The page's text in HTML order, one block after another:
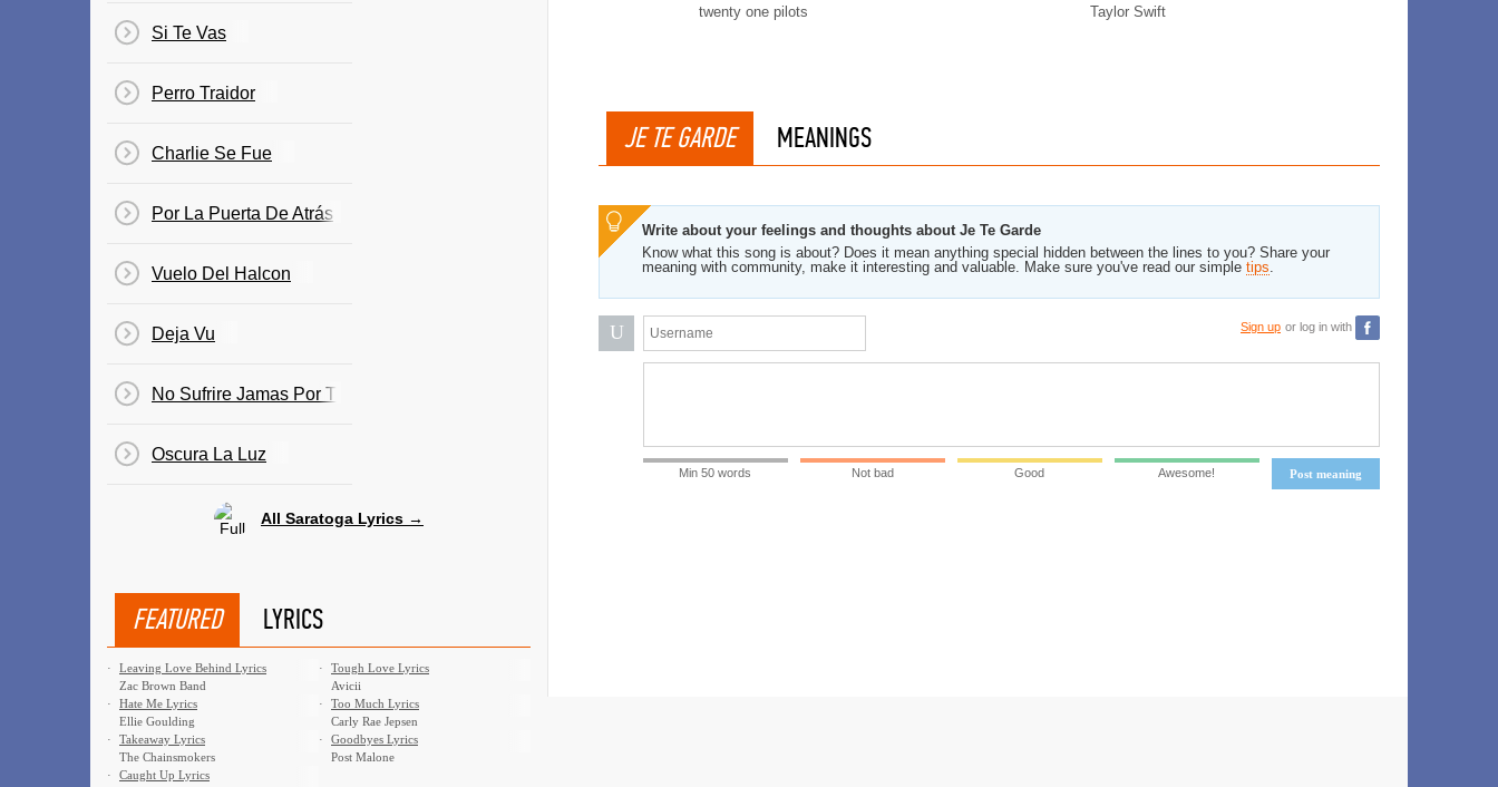
twenty one pilots Taylor Swift
JE TE GARDE MEANINGS
Write about your feelings and thoughts about Je Te Garde
Know what this song is about? Does it mean anything special hidden between the lines to you? Share your
meaning with community, make it interesting and valuable. Make sure you've read our simple tips.
U Sign up or log in with
Post meaning
Min 50 words Not bad Good Awesome!
Si Te Vas
Perro Traidor
Charlie Se Fue
Por La Puerta De Atrás
Vuelo Del Halcon
Deja Vu
No Sufrire Jamas Por Ti
Oscura La Luz
All Saratoga Lyrics →
FEATURED LYRICS
·
Leaving Love Behind Lyrics
Zac Brown Band
·
Tough Love Lyrics
Avicii
·
Hate Me Lyrics
Ellie Goulding
·
Too Much Lyrics
Carly Rae Jepsen
·
Takeaway Lyrics
The Chainsmokers
·
Goodbyes Lyrics
Post Malone
·
Caught Up Lyrics